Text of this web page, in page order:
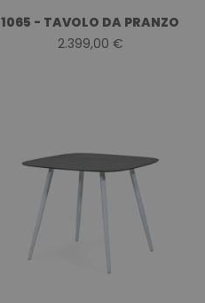
1065 - TAVOLO DA PRANZO
2.399,00 €